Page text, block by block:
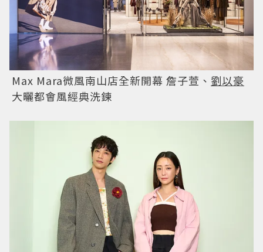
Max Mara微風南山店全新開幕 詹子萱、 劉以豪
大曬都會風經典洗鍊